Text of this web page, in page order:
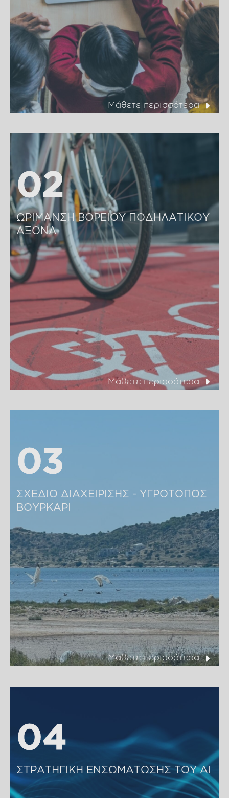
Μάθετε περισσότερα
02
02
ΩΡΙΜΑΝΣΗ ΒΟΡΕΙΟΥ ΠΟΔΗΛΑΤΙΚΟΥ
ΑΞΟΝΑ
Μάθετε περισσότερα
03
03
ΣΧΕΔΙΟ ΔΙΑΧΕΙΡΙΣΗΣ - ΥΓΡΟΤΟΠΟΣ
ΒΟΥΡΚΑΡΙ
Μάθετε περισσότερα
04
04
ΣΤΡΑΤΗΓΙΚΗ ΕΝΣΩΜΑΤΩΣΗΣ ΤΟΥ ΑΙ